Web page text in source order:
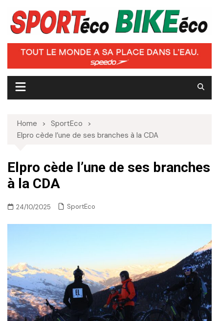
content
Home
SportEco
Elpro cède l’une de ses branches à la CDA
Elpro cède l’une de ses branches
à la CDA
24/10/2025 SportEco